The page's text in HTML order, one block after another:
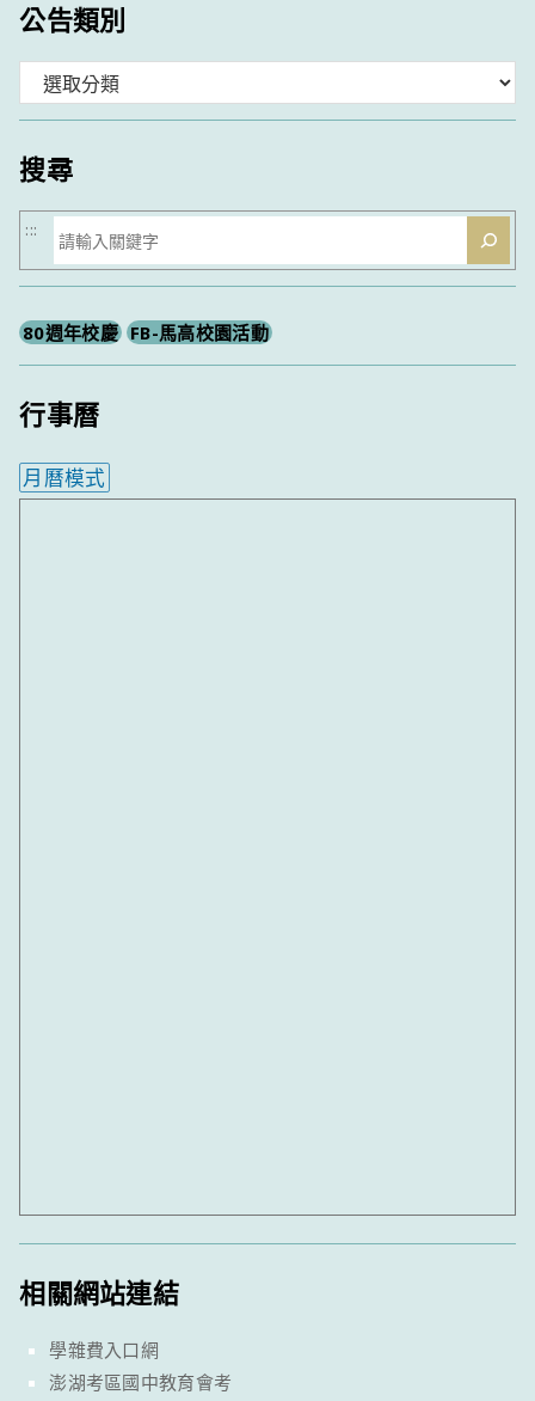
公告類別
類
搜尋
搜
尋
:::
80週年校慶 FB-馬高校園活動
行事曆
月曆模式
相關網站連結
學雜費入口網
澎湖考區國中教育會考